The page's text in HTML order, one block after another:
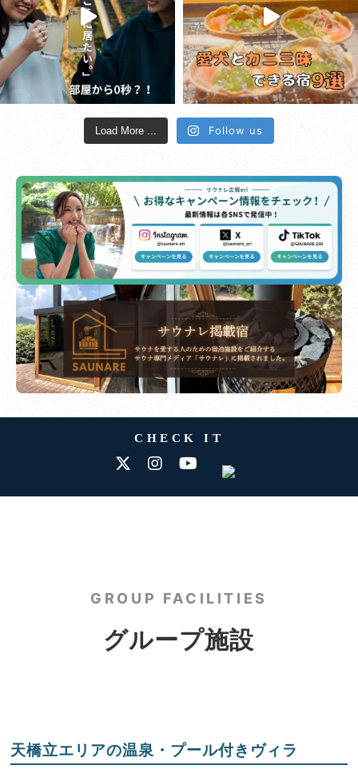
Load More ... Follow us
CHECK IT
GROUP FACILITIES
グループ施設
天橋立エリアの温泉・プール付きヴィラ